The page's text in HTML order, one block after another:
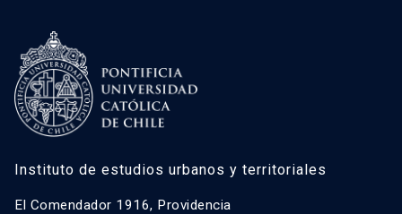
Instituto de estudios urbanos y territoriales
El Comendador 1916, Providencia